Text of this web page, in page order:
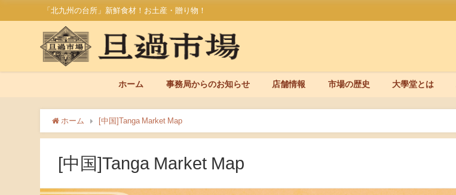
「北九州の台所」新鮮食材！お土産・贈り物！
ホーム 事務局からのお知らせ 店舗情報 市場の歴史 大學堂とは
ホーム [中国]Tanga Market Map
[中国]Tanga Market Map